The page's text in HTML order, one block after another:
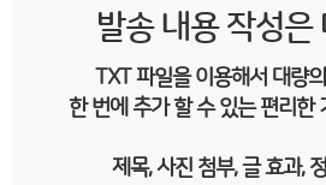
발송 내용 작성은
TXT 파일을 이용해서 대량
한 번에 추가 할 수 있는 편리한
제목, 사진 첨부, 글 효과,